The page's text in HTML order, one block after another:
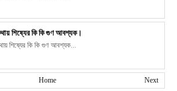
শিষ্যের কি কি গুণ আবশ্যক।
শিষ্যের কি কি গুণ আবশ্যক...
Next
Home